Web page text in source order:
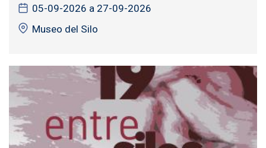
05-09-2026 a 27-09-2026
Museo del Silo